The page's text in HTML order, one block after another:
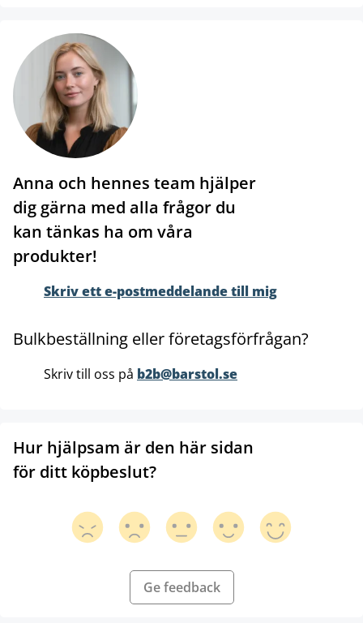
Anna och hennes team hjälper
dig gärna med alla frågor du
kan tänkas ha om våra
produkter!
Skriv ett e-postmeddelande till mig
Bulkbeställning eller företagsförfrågan?
Skriv till oss på b2b@barstol.se
Hur hjälpsam är den här sidan
för ditt köpbeslut?
Ge feedback